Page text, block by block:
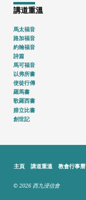
講道重溫
馬太福音
路加福音
約翰福音
詩篇
馬可福音
以弗所書
使徒行傳
羅馬書
歌羅西書
腓立比書
創世記
主頁 講道重溫 教會行事曆
© 2026 西九浸信會